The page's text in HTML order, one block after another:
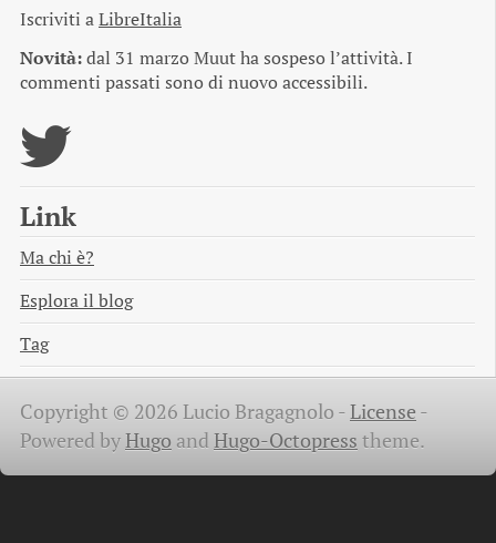
Iscriviti aLibreItalia
Novità:dal 31 marzo Muut ha sospeso l’attività. I
commenti passati sono di nuovo accessibili.
Link
Ma chi è?
Esplora il blog
Tag
Copyright © 2026 Lucio Bragagnolo -License -
Powered byHugo and Hugo-Octopress theme.